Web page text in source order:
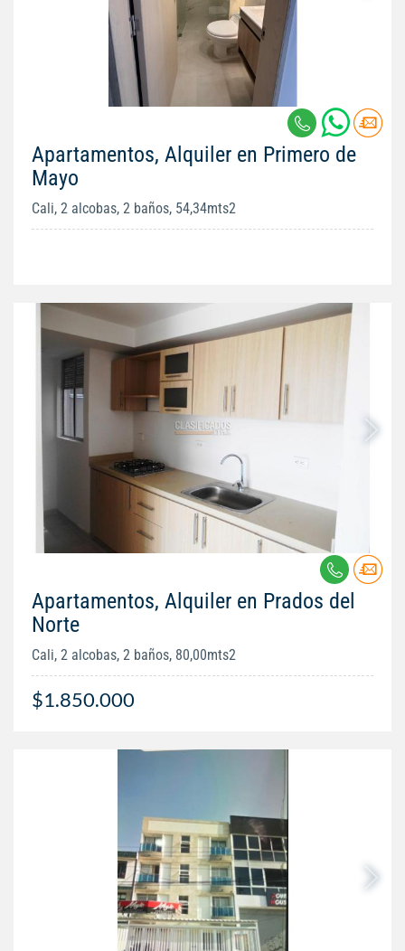
Apartamentos, Alquiler en Primero de
Mayo
Cali, 2 alcobas, 2 baños, 54,34mts2
Apartamentos, Alquiler en Prados del
Norte
Cali, 2 alcobas, 2 baños, 80,00mts2
$1.850.000